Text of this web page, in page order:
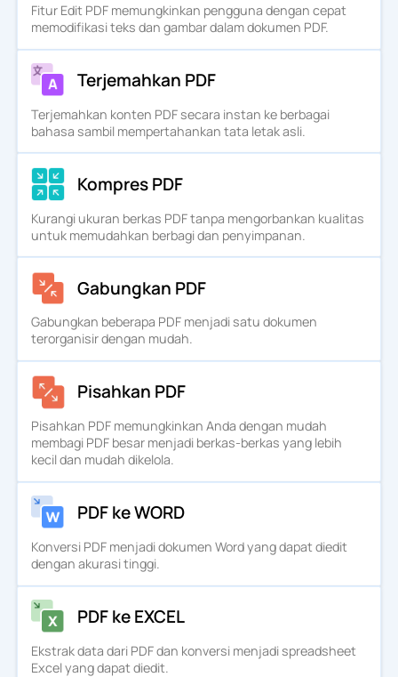
Fitur Edit PDF memungkinkan pengguna dengan cepat
memodifikasi teks dan gambar dalam dokumen PDF.
Terjemahkan PDF
Terjemahkan konten PDF secara instan ke berbagai
bahasa sambil mempertahankan tata letak asli.
Kompres PDF
Kurangi ukuran berkas PDF tanpa mengorbankan kualitas
untuk memudahkan berbagi dan penyimpanan.
Gabungkan PDF
Gabungkan beberapa PDF menjadi satu dokumen
terorganisir dengan mudah.
Pisahkan PDF
Pisahkan PDF memungkinkan Anda dengan mudah
membagi PDF besar menjadi berkas-berkas yang lebih
kecil dan mudah dikelola.
PDF ke WORD
Konversi PDF menjadi dokumen Word yang dapat diedit
dengan akurasi tinggi.
PDF ke EXCEL
Ekstrak data dari PDF dan konversi menjadi spreadsheet
Excel yang dapat diedit.